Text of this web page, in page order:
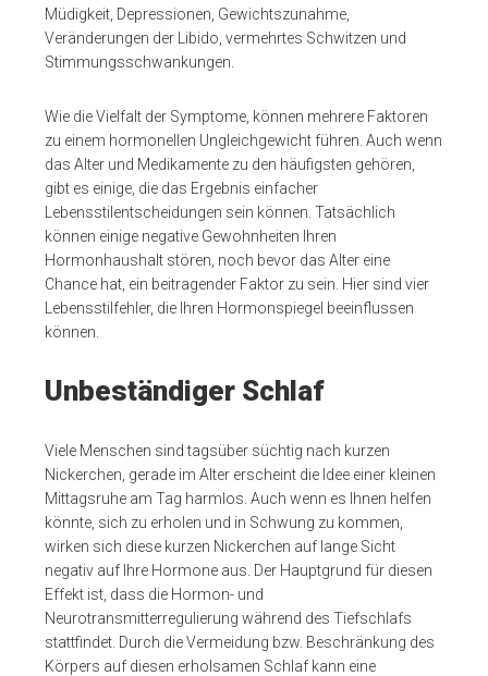
Müdigkeit, Depressionen, Gewichtszunahme,
Veränderungen der Libido, vermehrtes Schwitzen und
Stimmungsschwankungen.
Wie die Vielfalt der Symptome, können mehrere Faktoren
zu einem hormonellen Ungleichgewicht führen. Auch wenn
das Alter und Medikamente zu den häufigsten gehören,
gibt es einige, die das Ergebnis einfacher
Lebensstilentscheidungen sein können. Tatsächlich
können einige negative Gewohnheiten Ihren
Hormonhaushalt stören, noch bevor das Alter eine
Chance hat, ein beitragender Faktor zu sein. Hier sind vier
Lebensstilfehler, die Ihren Hormonspiegel beeinflussen
können.
Unbeständiger Schlaf
Viele Menschen sind tagsüber süchtig nach kurzen
Nickerchen, gerade im Alter erscheint die Idee einer kleinen
Mittagsruhe am Tag harmlos. Auch wenn es Ihnen helfen
könnte, sich zu erholen und in Schwung zu kommen,
wirken sich diese kurzen Nickerchen auf lange Sicht
negativ auf Ihre Hormone aus. Der Hauptgrund für diesen
Effekt ist, dass die Hormon- und
Neurotransmitterregulierung während des Tiefschlafs
stattfindet. Durch die Vermeidung bzw. Beschränkung des
Körpers auf diesen erholsamen Schlaf kann eine